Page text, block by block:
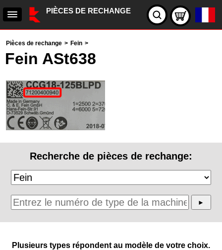
PIÈCES DE RECHANGE
Pièces de rechange > Fein >
Fein ASt638
Recherche de pièces de rechange:
Plusieurs types répondent au modèle de votre choix.